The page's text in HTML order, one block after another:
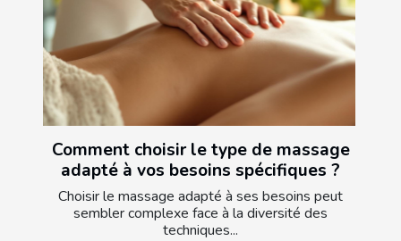
Comment choisir le type de massage
adapté à vos besoins spécifiques ?
Choisir le massage adapté à ses besoins peut
sembler complexe face à la diversité des
techniques...